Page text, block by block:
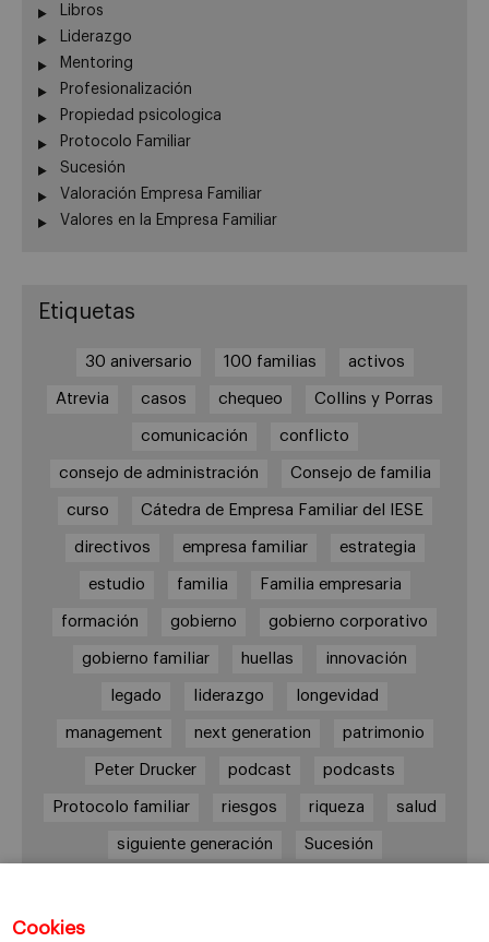
Cookies
Libros
Liderazgo
Mentoring
Profesionalización
Propiedad psicologica
Protocolo Familiar
Sucesión
Valoración Empresa Familiar
Valores en la Empresa Familiar
Etiquetas
30 aniversario 100 familias activos
Atrevia casos chequeo Collins y Porras
comunicación conflicto
consejo de administración Consejo de familia
curso Cátedra de Empresa Familiar del IESE
directivos empresa familiar estrategia
estudio familia Familia empresaria
formación gobierno gobierno corporativo
gobierno familiar huellas innovación
legado liderazgo longevidad
management next generation patrimonio
Peter Drucker podcast podcasts
Protocolo familiar riesgos riqueza salud
siguiente generación Sucesión